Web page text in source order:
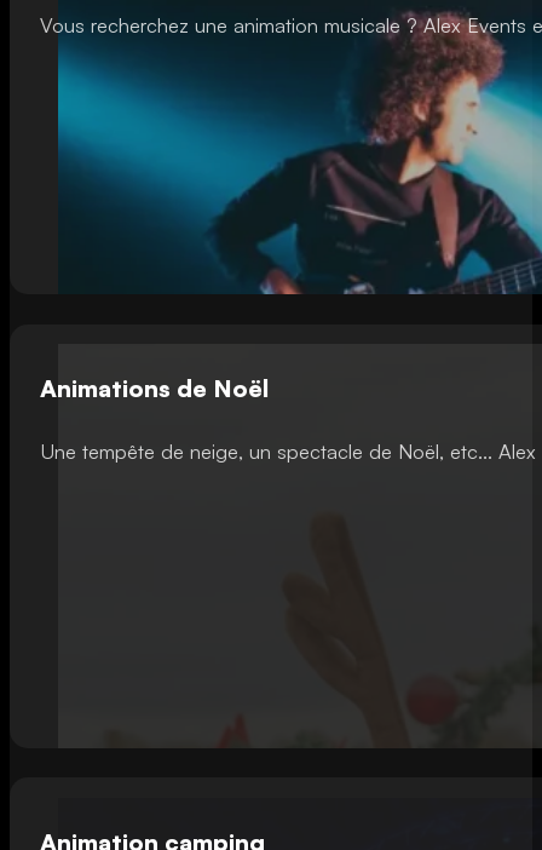
Vous recherchez une animation musicale ? Alex Events
Animations de Noël
Une tempête de neige, un spectacle de Noël, etc...
Animation camping